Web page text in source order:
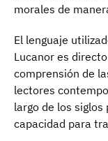
morales de
El lenguaje
Lucanor es
comprensión de
lectores
largo de los
capacidad para